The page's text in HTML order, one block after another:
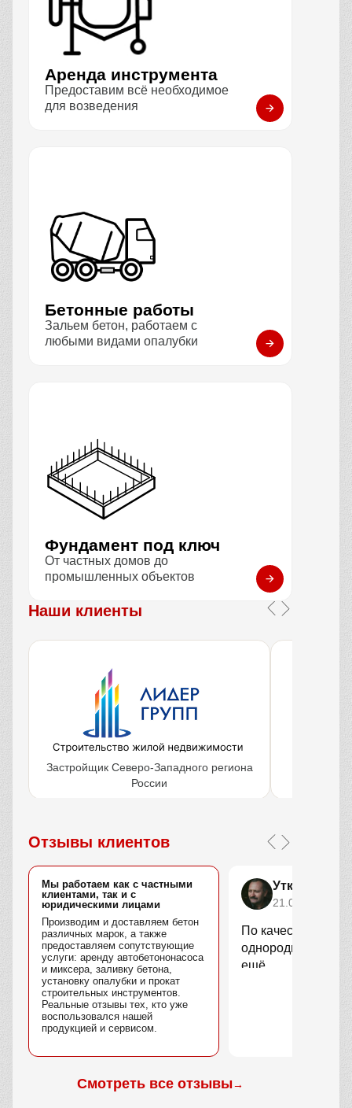
Аренда инструмента
Предоставим всё необходимое
для возведения
Бетонные работы
Зальем бетон, работаем с
любыми видами опалубки
Фундамент под ключ
От частных домов до
промышленных объектов
Наши клиенты
Застройщик Северо-Западного региона
России
Отзывы клиентов
Мы работаем как с частными
клиентами, так и с
юридическими лицами
Производим и доставляем бетон
различных марок, а также
предоставляем сопутствующие
услуги: аренду автобетононасоса
и миксера, заливку бетона,
установку опалубки и прокат
строительных инструментов.
Реальные отзывы тех, кто уже
воспользовался нашей
продукцией и сервисом.
Уткин
21.04.2025
По качеству
однородный, без
ещё.
Смотреть все отзывы→